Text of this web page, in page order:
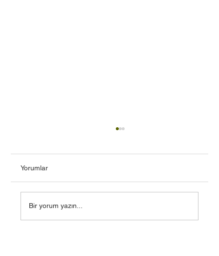
Adımları
Beton astarı, beton yüzeylerin boyaya,
Yorumlar
Bir yorum yazın...